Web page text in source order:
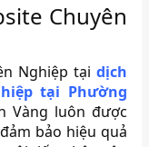
Chuyên
Nghiệp tại dịch
tại Phường
Vàng luôn được
bảo hiệu quả